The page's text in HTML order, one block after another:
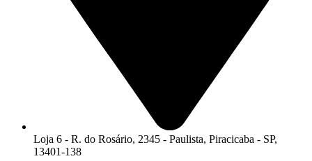
Loja 6 - R. do Rosário, 2345 - Paulista, Piracicaba - SP,
13401-138